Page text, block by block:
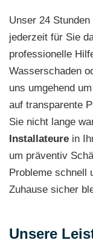
Unser 24 Stunden
jederzeit für Sie
professionelle
Wasserschaden
uns umgehend
auf transparente
Sie nicht lange
Installateure in
um präventiv
Probleme schnell
Zuhause sicher
Unsere